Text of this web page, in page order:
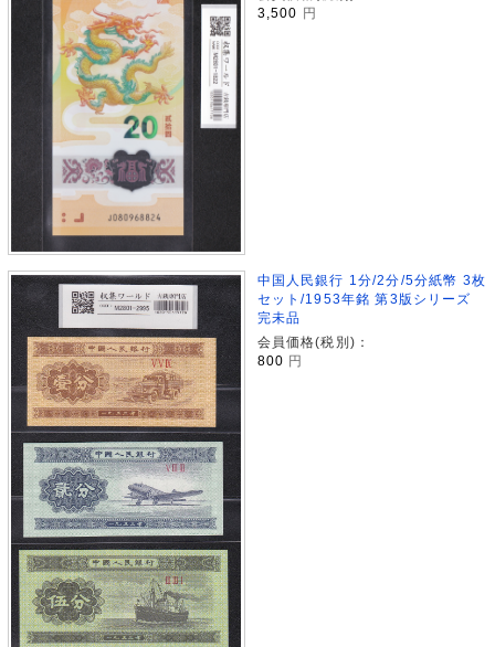
3,500 円
中国人民銀行 1分/2分/5分紙幣 3枚
セット/1953年銘 第3版シリーズ
完未品
会員価格(税別)：
800 円